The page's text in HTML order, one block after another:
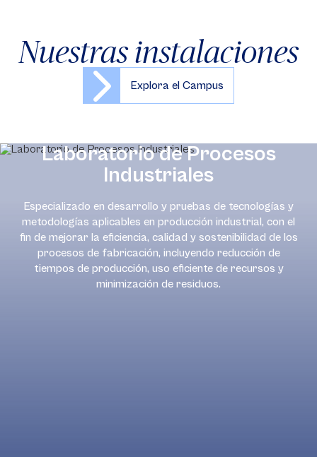
Nuestras instalaciones
Explora el Campus
Laboratorio de Procesos
Industriales
Especializado en desarrollo y pruebas de tecnologías y
metodologías aplicables en producción industrial, con el
fin de mejorar la eficiencia, calidad y sostenibilidad de los
procesos de fabricación, incluyendo reducción de
tiempos de producción, uso eficiente de recursos y
minimización de residuos.